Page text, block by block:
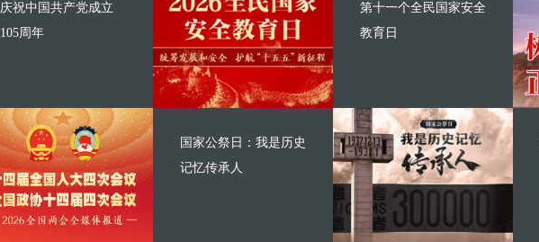
庆祝中国共产党成立
105周年
第十一个全民国家安全
教育日
国家公祭日：我是历史
记忆传承人